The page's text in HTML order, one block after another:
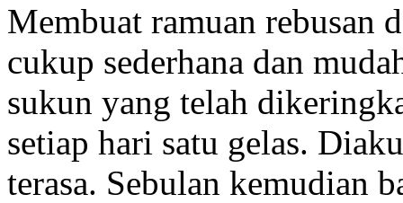
Membuat ramuan rebusan
cukup sederhana dan
sukun yang telah
setiap hari satu gelas.
terasa. Sebulan kemudian